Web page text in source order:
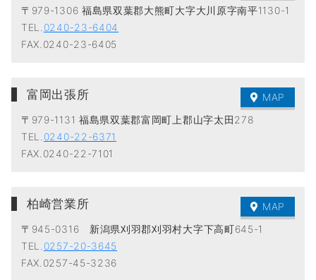
〒979-1306 福島県双葉郡大熊町大字大川原字南平1130-1
TEL. 0240-23-6404
FAX.0240-23-6405
富岡出張所
MAP
〒979-1131 福島県双葉郡富岡町上郡山字太田278
TEL. 0240-22-6371
FAX.0240-22-7101
柏崎営業所
MAP
〒945-0316 新潟県刈羽郡刈羽村大字下高町645-1
TEL. 0257-20-3645
FAX.0257-45-3236